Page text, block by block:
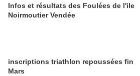
Infos et résultats des Foulées de l'ile
Noirmoutier Vendée
inscriptions triathlon repoussées fin
Mars